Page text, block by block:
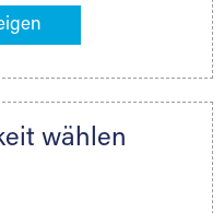
An zahlreichen
es Extraraum noch
besprechen alles
wählen